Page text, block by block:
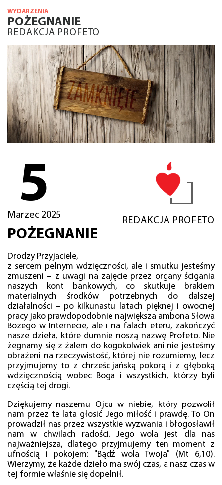
WYDARZENIA
POŻEGNANIE
REDAKCJA PROFETO
5
Marzec 2025
REDAKCJA PROFETO
POŻEGNANIE
Drodzy Przyjaciele,
z sercem pełnym wdzięczności, ale i smutku jesteśmy
zmuszeni – z uwagi na zajęcie przez organy ścigania
naszych kont bankowych, co skutkuje brakiem
materialnych środków potrzebnych do dalszej
działalności – po kilkunastu latach pięknej i owocnej
pracy jako prawdopodobnie największa ambona Słowa
Bożego w Internecie, ale i na falach eteru, zakończyć
nasze dzieła, które dumnie noszą nazwę Profeto. Nie
żegnamy się z żalem do kogokolwiek ani nie jesteśmy
obrażeni na rzeczywistość, której nie rozumiemy, lecz
przyjmujemy to z chrześcijańską pokorą i z głęboką
wdzięcznością wobec Boga i wszystkich, którzy byli
częścią tej drogi.
Dziękujemy naszemu Ojcu w niebie, który pozwolił
nam przez te lata głosić Jego miłość i prawdę. To On
prowadził nas przez wszystkie wyzwania i błogosławił
nam w chwilach radości. Jego wola jest dla nas
najważniejsza, dlatego przyjmujemy ten moment z
ufnością i pokojem: "Bądź wola Twoja" (Mt 6,10).
Wierzymy, że każde dzieło ma swój czas, a nasz czas w
tej formie właśnie się dopełnił.